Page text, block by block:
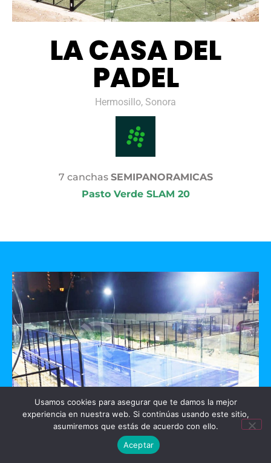
LA CASA DEL
PADEL
Hermosillo, Sonora
7 canchas SEMIPANORAMICAS
Pasto Verde SLAM 20
GO PADEL
Usamos cookies para asegurar que te damos la mejor
experiencia en nuestra web. Si continúas usando este sitio,
asumiremos que estás de acuerdo con ello.
Aceptar